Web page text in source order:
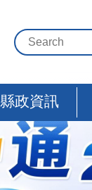
縣政資訊